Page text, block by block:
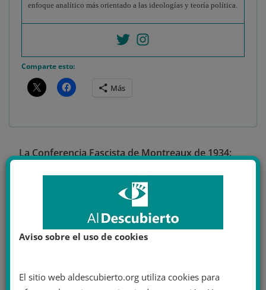
enfoque analítico más orientado a las ideologías y teoría política.
Comparte esto:
Más
La Conferencia Fascista de Montreaux de 1934:
Donald Trump promete indultos a los condenados
por el asalto al Capitolio si gana las elecciones en
Aviso sobre el uso de cookies
El sitio web aldescubierto.org utiliza cookies para